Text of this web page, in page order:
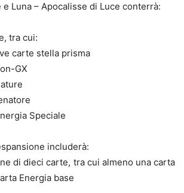
e Luna – Apocalisse di Luce conterrà:
tra cui:
carte stella prisma
GX
Speciale
includerà:
di dieci carte, tra cui almeno una carta
Energia base